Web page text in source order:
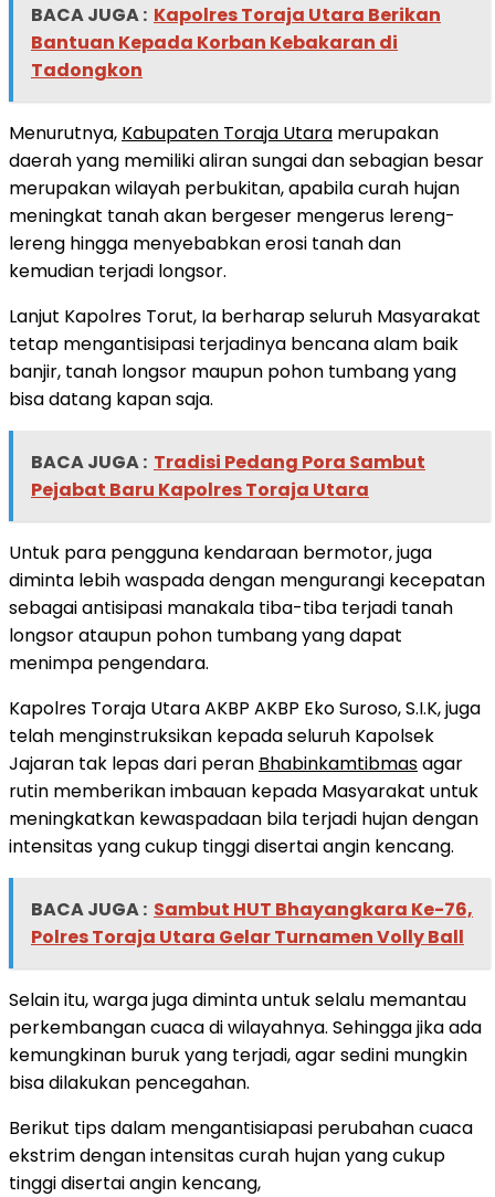
BACA JUGA : Kapolres Toraja Utara Berikan
Bantuan Kepada Korban Kebakaran di
Tadongkon
Menurutnya, Kabupaten Toraja Utara merupakan
daerah yang memiliki aliran sungai dan sebagian besar
merupakan wilayah perbukitan, apabila curah hujan
meningkat tanah akan bergeser mengerus lereng-
lereng hingga menyebabkan erosi tanah dan
kemudian terjadi longsor.
Lanjut Kapolres Torut, Ia berharap seluruh Masyarakat
tetap mengantisipasi terjadinya bencana alam baik
banjir, tanah longsor maupun pohon tumbang yang
bisa datang kapan saja.
BACA JUGA : Tradisi Pedang Pora Sambut
Pejabat Baru Kapolres Toraja Utara
Untuk para pengguna kendaraan bermotor, juga
diminta lebih waspada dengan mengurangi kecepatan
sebagai antisipasi manakala tiba-tiba terjadi tanah
longsor ataupun pohon tumbang yang dapat
menimpa pengendara.
Kapolres Toraja Utara AKBP AKBP Eko Suroso, S.I.K, juga
telah menginstruksikan kepada seluruh Kapolsek
Jajaran tak lepas dari peran Bhabinkamtibmasagar
rutin memberikan imbauan kepada Masyarakat untuk
meningkatkan kewaspadaan bila terjadi hujan dengan
intensitas yang cukup tinggi disertai angin kencang.
BACA JUGA : Sambut HUT Bhayangkara Ke-76,
Polres Toraja Utara Gelar Turnamen Volly Ball
Selain itu, warga juga diminta untuk selalu memantau
perkembangan cuaca di wilayahnya. Sehingga jika ada
kemungkinan buruk yang terjadi, agar sedini mungkin
bisa dilakukan pencegahan.
Berikut tips dalam mengantisiapasi perubahan cuaca
ekstrim dengan intensitas curah hujan yang cukup
tinggi disertai angin kencang,